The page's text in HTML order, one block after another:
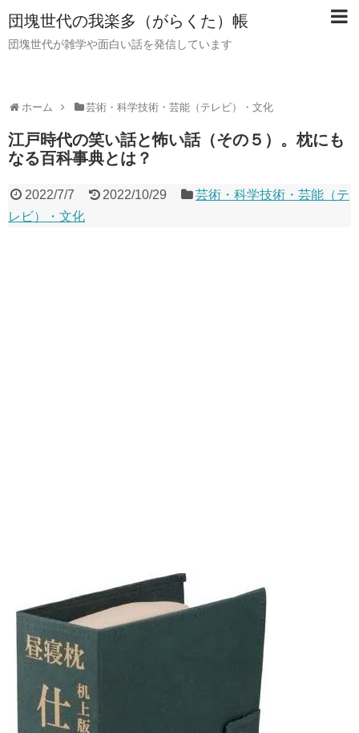
団塊世代の我楽多（がらくた）帳
団塊世代が雑学や面白い話を発信しています
ホーム 芸術・科学技術・芸能（テレビ）・文化
江戸時代の笑い話と怖い話（その５）。枕にも
なる百科事典とは？
2022/7/7 2022/10/29
芸術・科学技術・芸能（テ
レビ）・文化